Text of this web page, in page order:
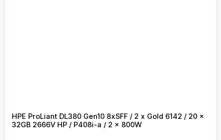
HPE ProLiant DL380 Gen10 8xSFF / 2 x Gold 6142 / 20 x
32GB 2666V HP / P408i-a / 2 x 800W